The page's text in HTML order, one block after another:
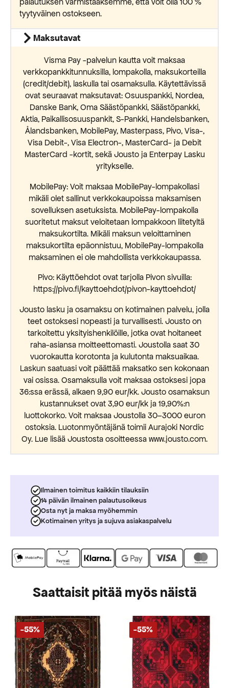
tyytyväinen ostokseen.
Maksutavat
Visma Pay -palvelun kautta voit maksaa
verkkopankkitunnuksilla, lompakolla, maksukorteilla
(credit/debit), laskulla tai osamaksulla. Käytettävissä
ovat seuraavat maksutavat: Osuuspankki, Nordea,
Danske Bank, Oma Säästöpankki, Säästöpankki,
Aktia, Paikallisosuuspankit, S-Pankki, Handelsbanken,
Ålandsbanken, MobilePay, Masterpass, Pivo, Visa-,
Visa Debit-, Visa Electron-, MasterCard- ja Debit
MasterCard -kortit, sekä Jousto ja Enterpay Lasku
yritykselle.
MobilePay: Voit maksaa MobilePay-lompakollasi
mikäli olet sallinut verkkokaupoissa maksamisen
sovelluksen asetuksista. MobilePay-lompakolla
suoritetut maksut veloitetaan lompakkoon liitetyltä
maksukortilta. Mikäli maksun veloittaminen
maksukortilta epäonnistuu, MobilePay-lompakolla
maksaminen ei ole mahdollista verkkokaupassa.
Pivo: Käyttöehdot ovat tarjolla Pivon sivuilla:
https://pivo.fi/kayttoehdot/pivon-kayttoehdot/
Jousto lasku ja osamaksu on kotimainen palvelu, jolla
teet ostoksesi nopeasti ja turvallisesti. Jousto on
tarkoitettu yksityishenkilöille, jotka ovat hoitaneet
raha-asiansa moitteettomasti. Joustolla saat 30
vuorokautta korotonta ja kulutonta maksuaikaa.
Laskun saatuasi voit päättää maksatko sen kokonaan
vai osissa. Osamaksulla voit maksaa ostoksesi jopa
36:ssa erässä, alkaen 9,90 eur/kk. Jousto osamaksun
kustannukset ovat 3,90 eur/kk ja 19,90%:n
luottokorko. Voit maksaa Joustolla 30–3000 euron
ostoksia. Luotonmyöntäjänä toimii Aurajoki Nordic
Oy. Lue lisää Joustosta osoitteessa www.jousto.com.
Ilmainen toimitus kaikkiin tilauksiin
14 päivän ilmainen palautusoikeus
Osta nyt ja maksa myöhemmin
Kotimainen yritys ja sujuva asiakaspalvelu
Saattaisit pitää myös näistä
-55% -55%